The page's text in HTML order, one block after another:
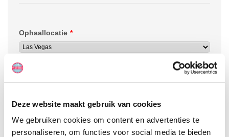
Deze website maakt gebruik van cookies
We gebruiken cookies om content en advertenties te
personaliseren, om functies voor social media te bieden